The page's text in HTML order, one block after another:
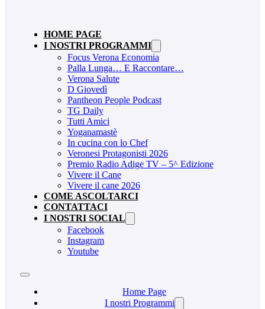
HOME PAGE
I NOSTRI PROGRAMMI
Focus Verona Economia
Palla Lunga… E Raccontare…
Verona Salute
D Giovedì
Pantheon People Podcast
TG Daily
Tutti Amici
Yoganamastè
In cucina con lo Chef
Veronesi Protagonisti 2026
Premio Radio Adige TV – 5^ Edizione
Vivere il Cane
Vivere il cane 2026
COME ASCOLTARCI
CONTATTACI
I NOSTRI SOCIAL
Facebook
Instagram
Youtube
Home Page
I nostri Programmi